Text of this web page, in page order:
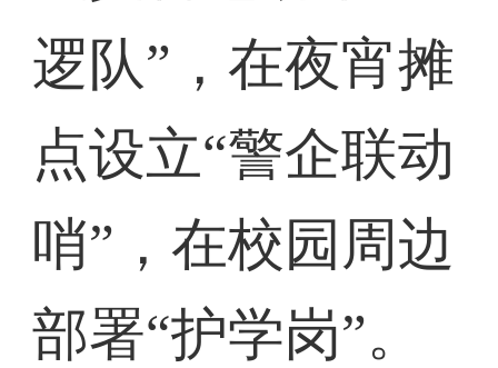
逻队”，在夜宵摊
点设立“警企联动
哨”，在校园周边
部署“护学岗”。